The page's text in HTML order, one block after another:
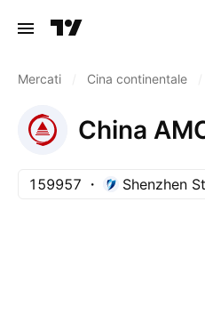
Mercati Cina continentale
China
159957 Shenzhen